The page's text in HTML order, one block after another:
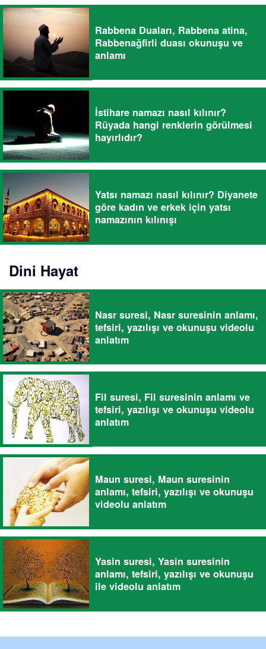
Rabbena Duaları, Rabbena atina,
Rabbenağfirli duası okunuşu ve
anlamı
İstihare namazı nasıl kılınır?
Rüyada hangi renklerin görülmesi
hayırlıdır?
Yatsı namazı nasıl kılınır? Diyanete
göre kadın ve erkek için yatsı
namazının kılınışı
Dini Hayat
Nasr suresi, Nasr suresinin anlamı,
tefsiri, yazılışı ve okunuşu videolu
anlatım
Fil suresi, Fil suresinin anlamı ve
tefsiri, yazılışı ve okunuşu videolu
anlatım
Maun suresi, Maun suresinin
anlamı, tefsiri, yazılışı ve okunuşu
videolu anlatım
Yasin suresi, Yasin suresinin
anlamı, tefsiri, yazılışı ve okunuşu
ile videolu anlatım